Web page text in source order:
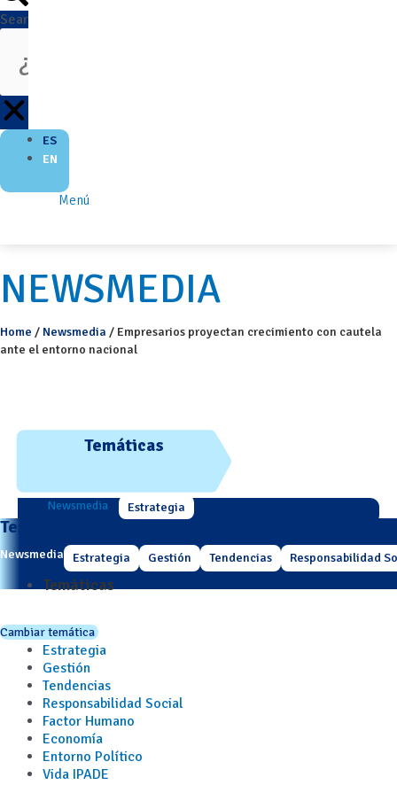
Search
ES
EN
Menú
NEWSMEDIA
Home / Newsmedia / Empresarios proyectan crecimiento con cautela
ante el entorno nacional
Temáticas
Newsmedia Estrategia
Temáticas
Newsmedia Estrategia Gestión Tendencias Responsabilidad
Temáticas
Cambiar temática
Estrategia
Gestión
Tendencias
Responsabilidad Social
Factor Humano
Economía
Entorno Político
Vida IPADE